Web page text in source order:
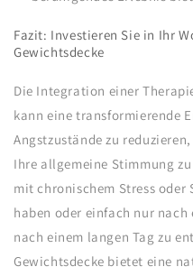
Fazit: Investieren Sie in Ihr
Gewichtsdecke
Die Integration einer
kann eine transformierende
Angstzustände zu
Ihre allgemeine Stimmung
mit chronischem Stress oder
haben oder einfach nur
nach einem langen Tag zu
Gewichtsdecke bietet eine